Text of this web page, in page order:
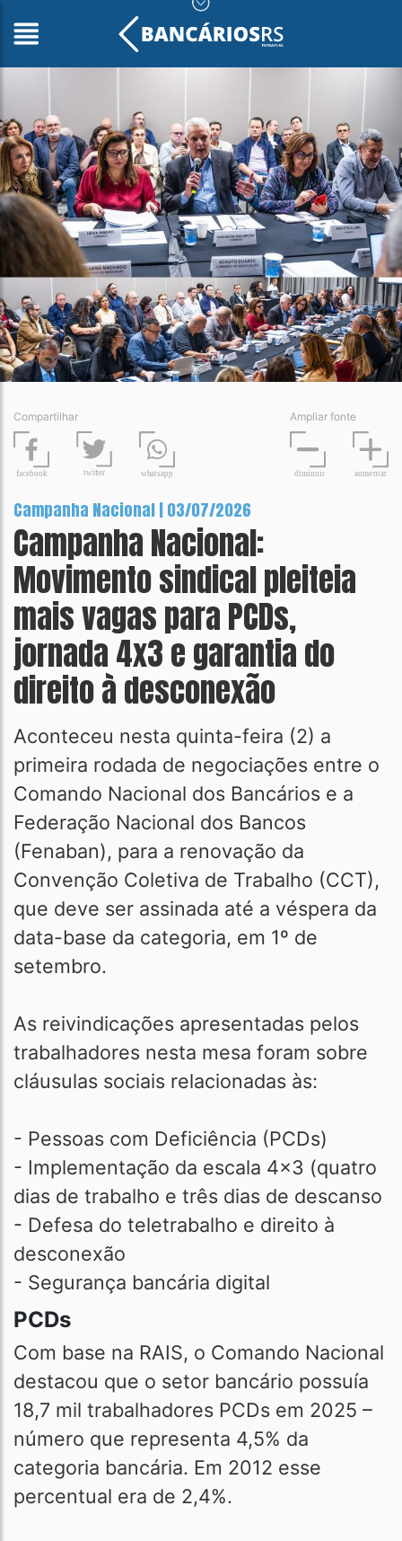
Compartilhar
facebook twitter whatsapp
Ampliar fonte
diminuir aumentar
Campanha Nacional | 03/07/2026
Campanha Nacional:
Movimento sindical pleiteia
mais vagas para PCDs,
jornada 4x3 e garantia do
direito à desconexão
Aconteceu nesta quinta-feira (2) a
primeira rodada de negociações entre o
Comando Nacional dos Bancários e a
Federação Nacional dos Bancos
(Fenaban), para a renovação da
Convenção Coletiva de Trabalho (CCT),
que deve ser assinada até a véspera da
data-base da categoria, em 1º de
setembro.
As reivindicações apresentadas pelos
trabalhadores nesta mesa foram sobre
cláusulas sociais relacionadas às:
- Pessoas com Deficiência (PCDs)
- Implementação da escala 4x3 (quatro
dias de trabalho e três dias de descanso
- Defesa do teletrabalho e direito à
desconexão
- Segurança bancária digital
PCDs
Com base na RAIS, o Comando Nacional
destacou que o setor bancário possuía
18,7 mil trabalhadores PCDs em 2025 –
número que representa 4,5% da
categoria bancária. Em 2012 esse
percentual era de 2,4%.